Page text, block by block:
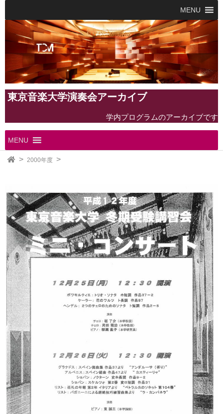
MENU
東京音楽大学演奏会アーカイブ
学内プログラムのアーカイブです
MENU
2000年度